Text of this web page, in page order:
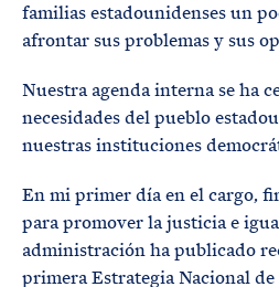
familias estadounidenses un
afrontar sus problemas y sus
Nuestra agenda interna se ha
necesidades del pueblo
nuestras instituciones
En mi primer día en el cargo,
para promover la justicia e
administración ha publicado
primera Estrategia Nacional